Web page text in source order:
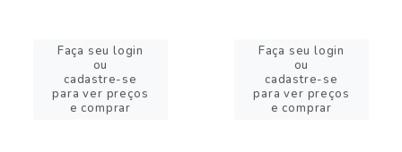
Faça seu login
ou
cadastre-se
para ver preços
e comprar
Faça seu login
ou
cadastre-se
para ver preços
e comprar